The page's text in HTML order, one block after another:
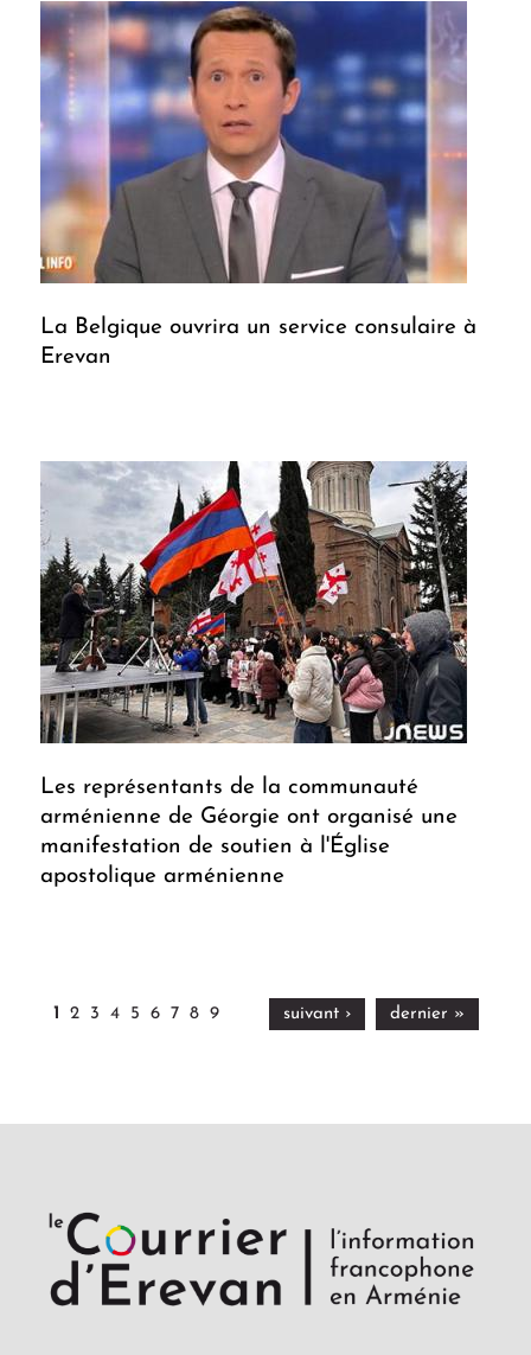
La Belgique ouvrira un service consulaire à
Erevan
Les représentants de la communauté
arménienne de Géorgie ont organisé une
manifestation de soutien à l'Église
apostolique arménienne
1 2 3 4 5 6 7 8 9 suivant › dernier »